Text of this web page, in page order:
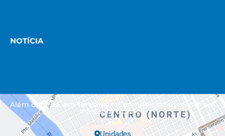
NOTÍCIA
Além da sede, em Teresina, o Coren-PI está presente em
mais sete cidades.
Unidades